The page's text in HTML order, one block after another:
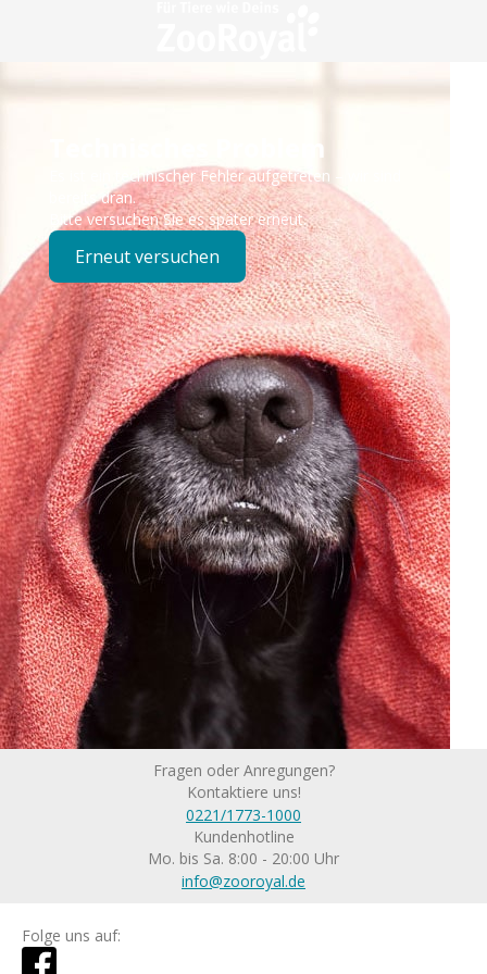
Technisches Problem
Es ist ein technischer Fehler aufgetreten – wir sind
bereits dran.
Bitte versuchen Sie es später erneut.
Erneut versuchen
Fragen oder Anregungen?
Kontaktiere uns!
0221/1773-1000
Kundenhotline
Mo. bis Sa. 8:00 - 20:00 Uhr
info@zooroyal.de
Folge uns auf: